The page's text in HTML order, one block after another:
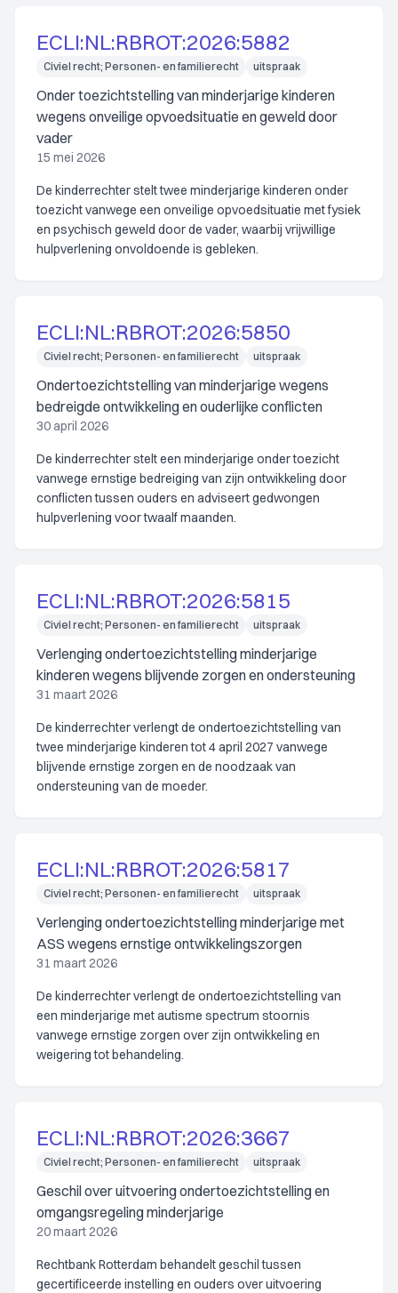
ECLI:NL:RBROT:2026:5882
Civiel recht; Personen- en familierecht uitspraak
Onder toezichtstelling van minderjarige kinderen
wegens onveilige opvoedsituatie en geweld door
vader
15 mei 2026
De kinderrechter stelt twee minderjarige kinderen onder
toezicht vanwege een onveilige opvoedsituatie met fysiek
en psychisch geweld door de vader, waarbij vrijwillige
hulpverlening onvoldoende is gebleken.
ECLI:NL:RBROT:2026:5850
Civiel recht; Personen- en familierecht uitspraak
Ondertoezichtstelling van minderjarige wegens
bedreigde ontwikkeling en ouderlijke conflicten
30 april 2026
De kinderrechter stelt een minderjarige onder toezicht
vanwege ernstige bedreiging van zijn ontwikkeling door
conflicten tussen ouders en adviseert gedwongen
hulpverlening voor twaalf maanden.
ECLI:NL:RBROT:2026:5815
Civiel recht; Personen- en familierecht uitspraak
Verlenging ondertoezichtstelling minderjarige
kinderen wegens blijvende zorgen en ondersteuning
31 maart 2026
De kinderrechter verlengt de ondertoezichtstelling van
twee minderjarige kinderen tot 4 april 2027 vanwege
blijvende ernstige zorgen en de noodzaak van
ondersteuning van de moeder.
ECLI:NL:RBROT:2026:5817
Civiel recht; Personen- en familierecht uitspraak
Verlenging ondertoezichtstelling minderjarige met
ASS wegens ernstige ontwikkelingszorgen
31 maart 2026
De kinderrechter verlengt de ondertoezichtstelling van
een minderjarige met autisme spectrum stoornis
vanwege ernstige zorgen over zijn ontwikkeling en
weigering tot behandeling.
ECLI:NL:RBROT:2026:3667
Civiel recht; Personen- en familierecht uitspraak
Geschil over uitvoering ondertoezichtstelling en
omgangsregeling minderjarige
20 maart 2026
Rechtbank Rotterdam behandelt geschil tussen
gecertificeerde instelling en ouders over uitvoering